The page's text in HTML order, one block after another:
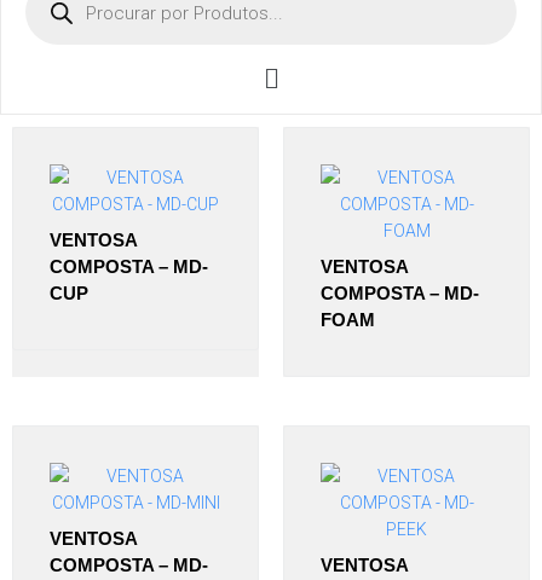
VENTOSA
COMPOSTA – MD-
CUP
VENTOSA
COMPOSTA – MD-
FOAM
VENTOSA
COMPOSTA – MD-
VENTOSA